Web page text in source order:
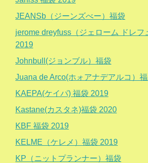
JEANSb（ジーンズべー）福袋
jerome dreyfuss（ジェローム ドレフ
2019
Johnbull(ジョンブル）福袋
Juana de Arco(ホォアナデアルコ）
KAEPA(ケイパ) 福袋 2019
Kastane(カスタネ)福袋 2020
KBF 福袋 2019
KELME（ケレメ）福袋 2019
KP（ニットプランナー）福袋